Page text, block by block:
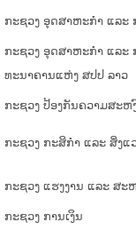
ກະຊວງ ອຸດສາຫະກຳ ແລະ
ກະຊວງ ອຸດສາຫະກຳ ແລະ
ທະນາຄານແຫ່ງ ສປປ ລາວ
ກະຊວງ ປ້ອງກັນຄວາມສະຫ
ກະຊວງ ກະສິກຳ ແລະ ສິ່ງແ
ກະຊວງ ແຮງງານ ແລະ ສະ
ກະຊວງ ການເງິນ